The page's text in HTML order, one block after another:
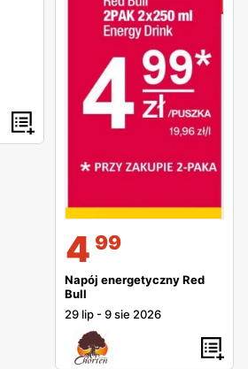
4 99
Napój energetyczny Red
Bull
29 lip -9 sie 2026